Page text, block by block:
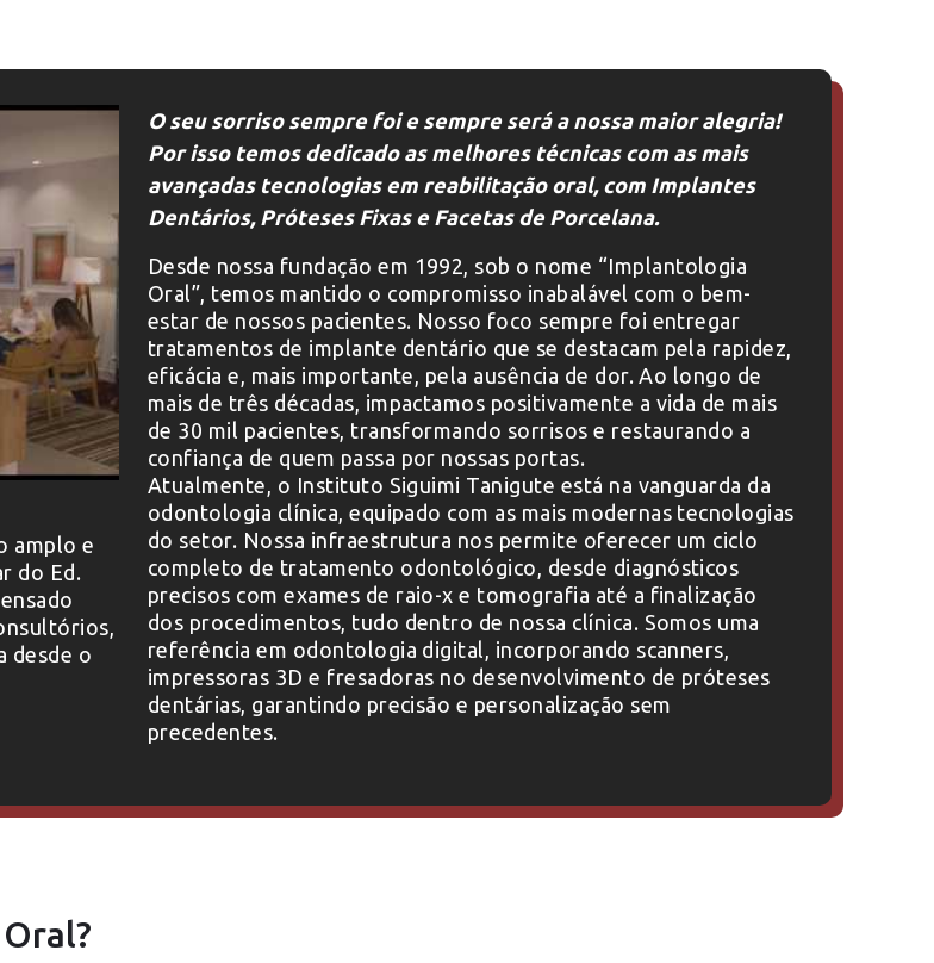
amplo e
do Ed.
desde o
O seu sorriso sempre foi e sempre será a nossa maior alegria!
Por isso temos dedicado as melhores técnicas com as mais
avançadas tecnologias em reabilitação oral, com Implantes
Dentários, Próteses Fixas e Facetas de Porcelana.
Desde nossa fundação em 1992, sob o nome “Implantologia
Oral”, temos mantido o compromisso inabalável com o bem-
estar de nossos pacientes. Nosso foco sempre foi entregar
tratamentos de implante dentário que se destacam pela rapidez,
eficácia e, mais importante, pela ausência de dor. Ao longo de
mais de três décadas, impactamos positivamente a vida de mais
de 30 mil pacientes, transformando sorrisos e restaurando a
confiança de quem passa por nossas portas.
Atualmente, o Instituto Siguimi Tanigute está na vanguarda da
odontologia clínica, equipado com as mais modernas tecnologias
do setor. Nossa infraestrutura nos permite oferecer um ciclo
completo de tratamento odontológico, desde diagnósticos
precisos com exames de raio-x e tomografia até a finalização
dos procedimentos, tudo dentro de nossa clínica. Somos uma
referência em odontologia digital, incorporando scanners,
impressoras 3D e fresadoras no desenvolvimento de próteses
dentárias, garantindo precisão e personalização sem
precedentes.